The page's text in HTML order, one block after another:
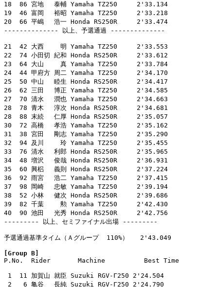
18  86 宮地　 泰輔 Yamaha TZ250     2'33.134
19  46 富岡　 裕昭 Yamaha TZ250     2'33.218
20  66 平嶋　 浩一 Honda RS250R     2'33.474
-------------- 以上、予選通過 --------------
21  42 大西　　 明 Yamaha TZ250     2'33.553
22  74 小田切 紀和 Honda RS250R     2'33.612
23  64 大山　　 真 Yamaha TZ250     2'33.784
24  44 甲府方 周二 Yamaha TZ250     2'34.170
25  50 中山　 睦生 Honda RS250R     2'34.417
26  62 三田　 博正 Yamaha TZ250     2'34.585
27  70 清水　 潤也 Yamaha TZ250     2'34.663
28  78 青木　 淳次 Honda RS250R     2'34.681
28  88 末続　 仁厚 Honda RS250R     2'35.057
30  72 高橋　 孝浩 Yamaha TZ250     2'35.162
31  38 宮田　 剛志 Yamaha TZ250     2'35.290
32  94 及川　　 玲 Yamaha TZ250     2'35.455
33  76 清水　 利郎 Honda RS250R     2'35.965
34  48 増沢　 俊哉 Honda RS250R     2'36.931
35  60 興梠　 義則 Honda RS250R     2'37.224
36  92 雨宮　 浩二 Yamaha TZ250     2'37.415
37  98 岡崎　 忠敏 Yamaha TZ250     2'39.194
38  52 小林　 健次 Honda RS250R     2'39.686
39  82 千葉　　 勲 Yamaha TZ250     2'42.430
40  90 池田　 光秀 Honda RS250R     2'42.756
--------- 以上、セミファイナル出場 ---------
予選通過基準タイム（Ａグループ  110%）   2'43.049
[Group B]
P.No.  Rider       Machine          Best Time
1  11 加賀山 就臣 Suzuki RGV-Γ250 2'24.504
2   6 亀谷　 長純 Suzuki RGV-Γ250 2'24.790